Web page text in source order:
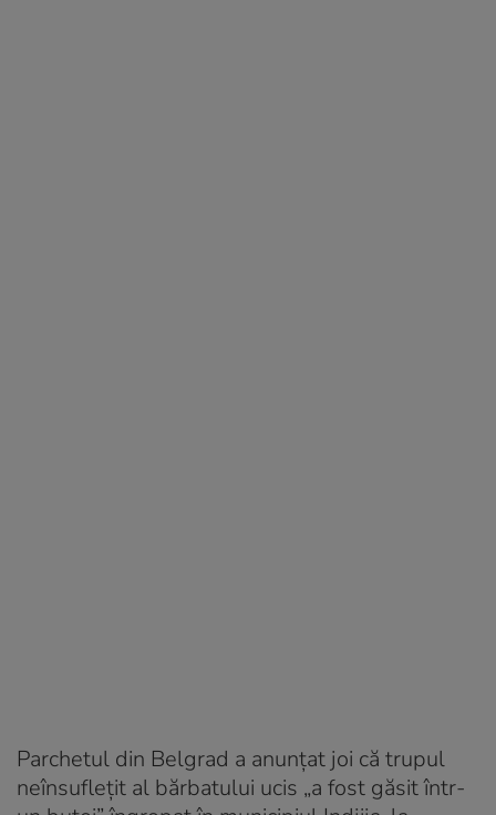
Parchetul din Belgrad a anunțat joi că trupul
neînsuflețit al bărbatului ucis „a fost găsit într-